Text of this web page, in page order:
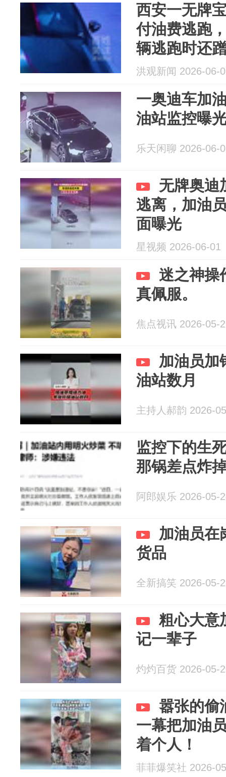
西安一无牌
付油费逃跑
辆逃跑时还
已报警
洪观新闻 2026-06-
一奥迪车加
油站监控曝
乐天闲聊 2026-06-
无牌奥迪
逃离，加油
面曝光
星视频 2026-06-01
迷之神操
真佩服。
焦点视讯 2026-05-
加油员加
油站数月
主持人郝韵 2026-
监控下的生
那锅差点炸
阿郎娱乐 2026-05-
加油员在
货品
全新搞笑 2026-05-
粗心大意
记一辈子
灼灼百货 2026-05-
嚣张的偷
一幕把加油
着个人！
菲菲爆笑社 2026-